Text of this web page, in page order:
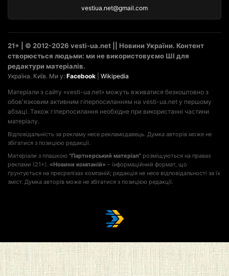
vestiua.net@gmail.com
21+ | © 2012-2026 vesti-ua.net || Новини України. Контент
створюється людьми: ми не використовуємо ШІ для
редактури матеріалів.
Україна. Київ. Ми у: Facebook Wikipedia
Матеріали з сайту «vesti-ua.net» можуть вживатися безкоштовно з
обов'язковим активним гіперпосиланням на vesti-ua.net у першому
абзаці. Також гіперпосилання необхідне при використанні частини
матеріалу.
Відповідальність за рекламу несе рекламодавець. Думка авторів може не
збігатися з позицією редакції.
Матеріали з плашкою "Партнерський матеріал" розміщуються на правах
реклами (21+). «Новини компаній» – інформаційний формат, що
ґрунтується на пресрелізах компаній; редакція не несе відповідальності за їх
зміст. Думка авторів може не збігатися з позицією редакції.